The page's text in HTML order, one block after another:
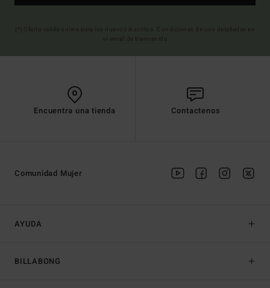
Encuentra una tienda Contactenos
AYUDA
BILLABONG
Comunidad Mujer